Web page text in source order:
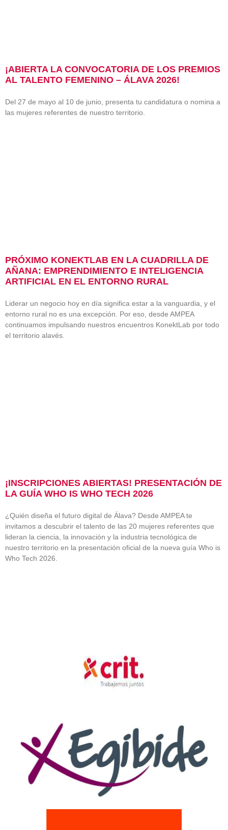
¡ABIERTA LA CONVOCATORIA DE LOS PREMIOS
AL TALENTO FEMENINO – ÁLAVA 2026!
Del 27 de mayo al 10 de junio, presenta tu candidatura o nomina a
las mujeres referentes de nuestro territorio.
PRÓXIMO KONEKTLAB EN LA CUADRILLA DE
AÑANA: EMPRENDIMIENTO E INTELIGENCIA
ARTIFICIAL EN EL ENTORNO RURAL
Liderar un negocio hoy en día significa estar a la vanguardia, y el
entorno rural no es una excepción. Por eso, desde AMPEA
continuamos impulsando nuestros encuentros KonektLab por todo
el territorio alavés.
¡INSCRIPCIONES ABIERTAS! PRESENTACIÓN DE
LA GUÍA WHO IS WHO TECH 2026
¿Quién diseña el futuro digital de Álava? Desde AMPEA te
invitamos a descubrir el talento de las 20 mujeres referentes que
lideran la ciencia, la innovación y la industria tecnológica de
nuestro territorio en la presentación oficial de la nueva guía Who is
Who Tech 2026.